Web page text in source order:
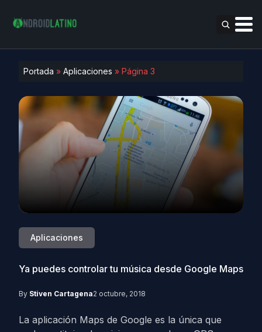
Portada » Aplicaciones » Página 3
Aplicaciones
Ya puedes controlar tu música desde Google Maps
By Stiven Cartagena2 octubre, 2018
La aplicación Maps de Google es la única que